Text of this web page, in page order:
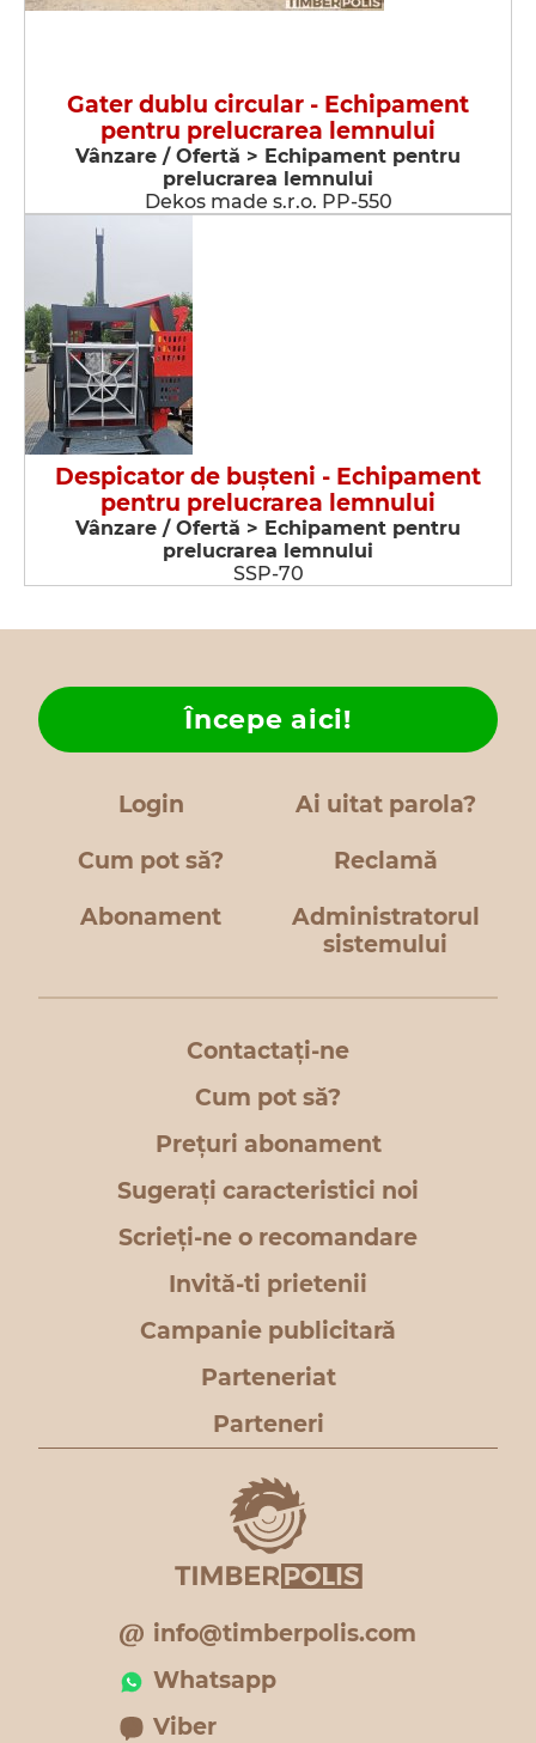
Gater dublu circular - Echipament
pentru prelucrarea lemnului
Vânzare / Ofertă > Echipament pentru
prelucrarea lemnului
Dekos made s.r.o. PP-550
Despicator de buşteni - Echipament
pentru prelucrarea lemnului
Vânzare / Ofertă > Echipament pentru
prelucrarea lemnului
SSP-70
Login Ai uitat parola?
Cum pot să?
Începe aici!
Reclamă
Abonament
Administratorul
sistemului
Contactați-ne
Cum pot să?
Prețuri abonament
Sugerați caracteristici noi
Scrieți-ne o recomandare
Invită-ti prietenii
Campanie publicitară
Parteneriat
Parteneri
info@timberpolis.com
Whatsapp
Viber